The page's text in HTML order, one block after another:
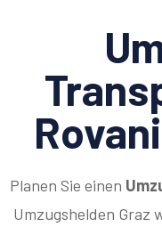
Planen Sie einen
Umzugshelden Graz